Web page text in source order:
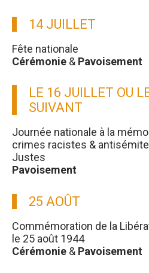
14 JUILLET
Fête nationale
Cérémonie & Pavoisement
LE 16 JUILLET OU
SUIVANT
Journée nationale à la
crimes racistes &
Justes
Pavoisement
25 AOÛT
Commémoration de la
le 25 août 1944
Cérémonie & Pavoisement